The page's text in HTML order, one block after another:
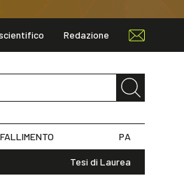
Redazione
FALLIMENTO PA
Tesi di Laurea